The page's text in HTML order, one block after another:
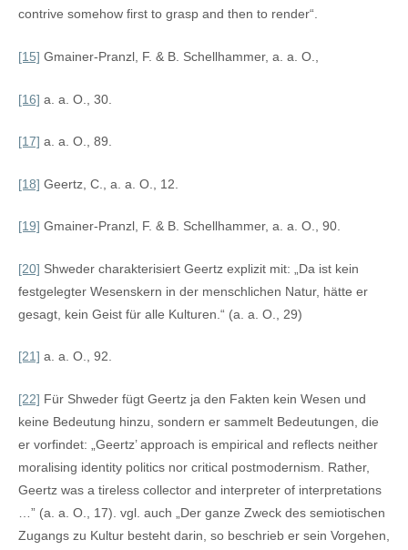
contrive somehow first to grasp and then to render“.
[15] Gmainer-Pranzl, F. & B. Schellhammer, a. a. O.,
[16] a. a. O., 30.
[17] a. a. O., 89.
[18] Geertz, C., a. a. O., 12.
[19] Gmainer-Pranzl, F. & B. Schellhammer, a. a. O., 90.
[20] Shweder charakterisiert Geertz explizit mit: „Da ist kein
festgelegter Wesenskern in der menschlichen Natur, hätte er
gesagt, kein Geist für alle Kulturen.“ (a. a. O., 29)
[21] a. a. O., 92.
[22] Für Shweder fügt Geertz ja den Fakten kein Wesen und
keine Bedeutung hinzu, sondern er sammelt Bedeutungen, die
er vorfindet: „Geertz’ approach is empirical and reflects neither
moralising identity politics nor critical postmodernism. Rather,
Geertz was a tireless collector and interpreter of interpretations
…” (a. a. O., 17). vgl. auch „Der ganze Zweck des semiotischen
Zugangs zu Kultur besteht darin, so beschrieb er sein Vorgehen,